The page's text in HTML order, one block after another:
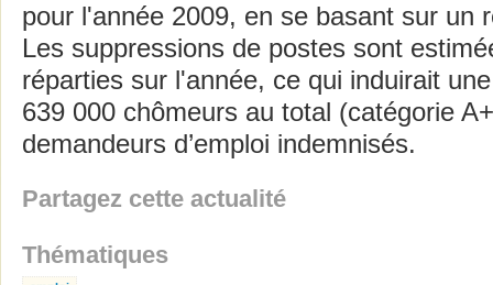
pour l'année 2009, en se basant sur un
Les suppressions de postes sont
réparties sur l'année, ce qui induirait
639 000 chômeurs au total (catégorie
demandeurs d’emploi indemnisés.
Partagez cette actualité
Thématiques